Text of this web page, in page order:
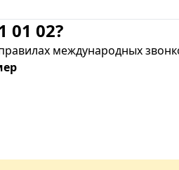
01 02?
международных